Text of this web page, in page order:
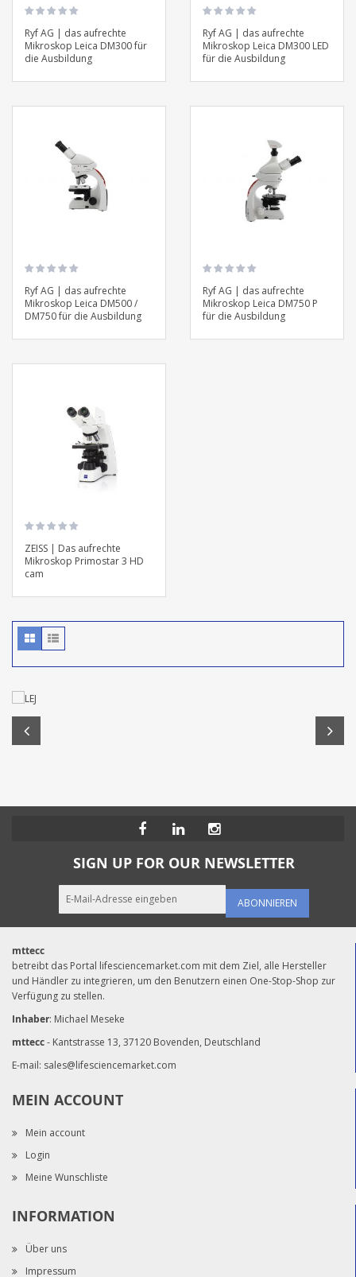
Ryf AG | das aufrechte
Mikroskop Leica DM300 für
die Ausbildung
Ryf AG | das aufrechte
Mikroskop Leica DM300 LED
für die Ausbildung
Ryf AG | das aufrechte
Mikroskop Leica DM500 /
DM750 für die Ausbildung
Ryf AG | das aufrechte
Mikroskop Leica DM750 P
für die Ausbildung
ZEISS | Das aufrechte
Mikroskop Primostar 3 HD
cam
SIGN UP FOR OUR NEWSLETTER
ABONNIEREN
mttecc
betreibt das Portal lifesciencemarket.com mit dem Ziel, alle Hersteller
und Händler zu integrieren, um den Benutzern einen One-Stop-Shop zur
Verfügung zu stellen.
Inhaber: Michael Meseke
mttecc- Kantstrasse 13, 37120 Bovenden, Deutschland
E-mail: sales@lifesciencemarket.com
MEIN ACCOUNT
Mein account
Login
Meine Wunschliste
INFORMATION
Über uns
Impressum